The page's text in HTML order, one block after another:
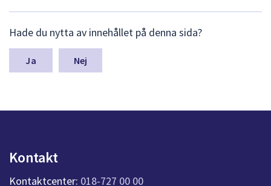
ä
m
a
n
k
t
Hade du nytta av innehållet på denna sida?
Nej
Kontakt
Kontaktcenter: 018-727 00 00